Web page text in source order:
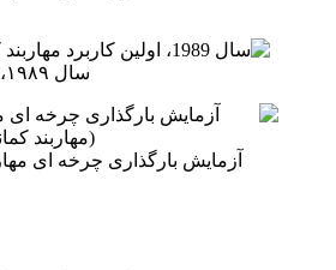
سال ۱۹۸۹، اولین کاربرد BRB
آزمایش بارگذاری چرخه ای